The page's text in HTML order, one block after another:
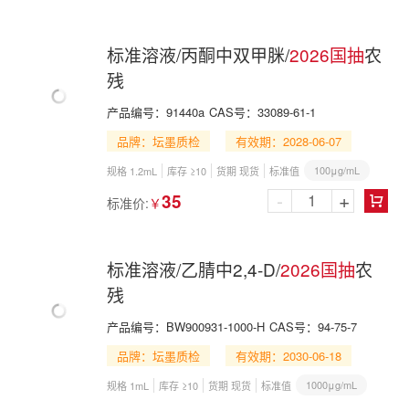
标准溶液/丙酮中双甲脒/2026国抽农
残
产品编号： 91440a CAS号： 33089-61-1
品牌：坛墨质检
有效期：2028-06-07
规格 1.2mL 库存 ≥10 货期 现货 标准值 100μg/mL
标准价: ￥35 
- +
标准溶液/乙腈中2,4-D/2026国抽农
残
产品编号： BW900931-1000-H CAS号： 94-75-7
品牌：坛墨质检
有效期：2030-06-18
规格 1mL 库存 ≥10 货期 现货 标准值 1000μg/mL